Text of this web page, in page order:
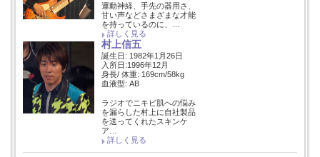
運動神経、手先の器用さ、
甘い声などさまざまな才能
を持っているのに、…
詳しく見る
村上信五
誕生日: 1982年1月26日
入所日:1996年12月
身長/ 体重: 169cm/58kg
血液型: AB
ラジオでニキビ肌への悩み
を漏らした村上に自社製品
を送ってくれたスキンケ
ア…
詳しく見る